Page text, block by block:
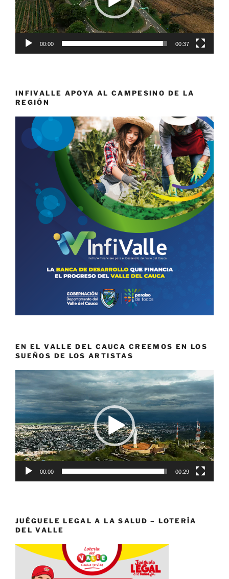
00:00 00:37
INFIVALLE APOYA AL CAMPESINO DE LA
REGIÓN
EN EL VALLE DEL CAUCA CREEMOS EN LOS
SUEÑOS DE LOS ARTISTAS
Reproductor
de
vídeo
00:00 00:29
JUÉGUELE LEGAL A LA SALUD – LOTERÍA
DEL VALLE